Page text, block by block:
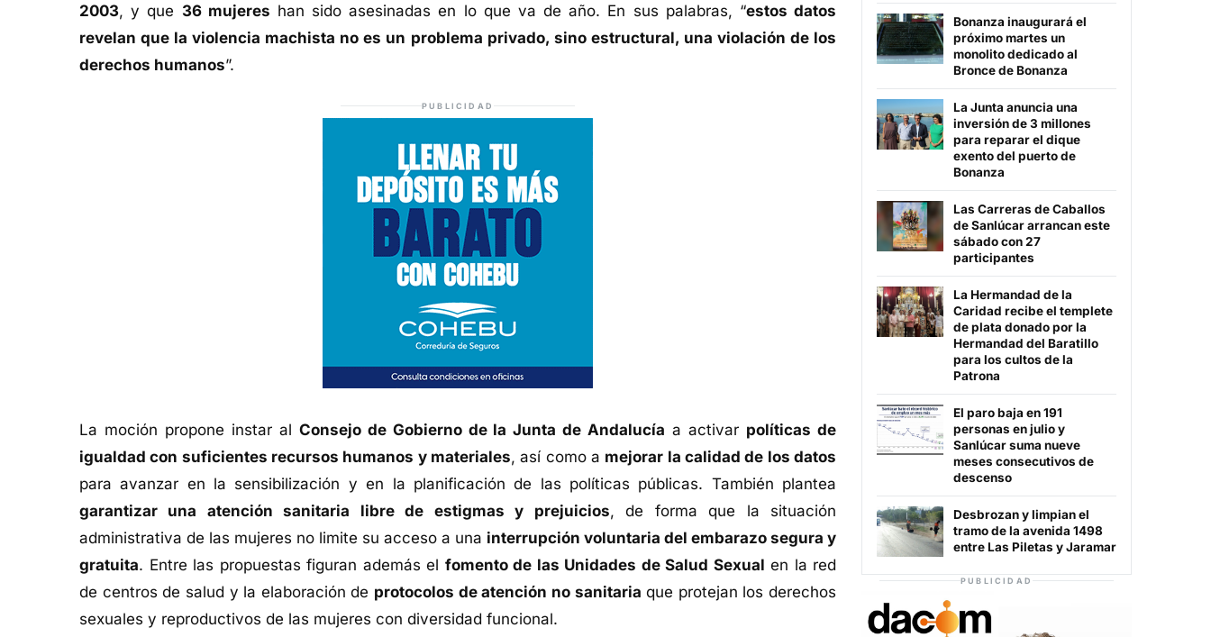
2003, y que 36 mujeres han sido asesinadas en lo que va de año. En sus palabras, “estos datos
revelan que la violencia machista no es un problema privado, sino estructural, una violación de los
derechos humanos”.
PUBLICIDAD
La moción propone instar al Consejo de Gobierno de la Junta de Andalucía a activar políticas de
igualdad con suficientes recursos humanos y materiales, así como a mejorar la calidad de los datos
para avanzar en la sensibilización y en la planificación de las políticas públicas. También plantea
garantizar una atención sanitaria libre de estigmas y prejuicios, de forma que la situación
administrativa de las mujeres no limite su acceso a una interrupción voluntaria del embarazo segura y
gratuita. Entre las propuestas figuran además el fomento de las Unidades de Salud Sexual en la red
de centros de salud y la elaboración de protocolos de atención no sanitaria que protejan los derechos
sexuales y reproductivos de las mujeres con diversidad funcional.
Bonanza inaugurará el
próximo martes un
monolito dedicado al
Bronce de Bonanza
La Junta anuncia una
inversión de 3 millones
para reparar el dique
exento del puerto de
Bonanza
Las Carreras de Caballos
de Sanlúcar arrancan este
sábado con 27
participantes
La Hermandad de la
Caridad recibe el templete
de plata donado por la
Hermandad del Baratillo
para los cultos de la
Patrona
El paro baja en 191
personas en julio y
Sanlúcar suma nueve
meses consecutivos de
descenso
Desbrozan y limpian el
tramo de la avenida 1498
entre Las Piletas y Jaramar
PUBLICIDAD